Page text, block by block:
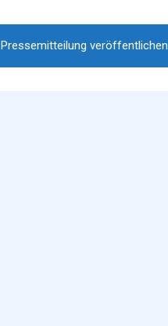
Pressemitteilung veröffentlichen